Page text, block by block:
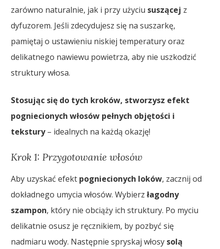
zarówno naturalnie, jak i przy użyciu suszącej z
dyfuzorem. Jeśli zdecydujesz się na suszarkę,
pamiętaj o ustawieniu niskiej temperatury oraz
delikatnego nawiewu powietrza, aby nie uszkodzić
struktury włosa.
Stosując się do tych kroków, stworzysz efekt
pogniecionych włosów pełnych objętości i
tekstury– idealnych na każdą okazję!
Krok 1: Przygotowanie włosów
Aby uzyskać efekt pogniecionych loków, zacznij od
dokładnego umycia włosów. Wybierzłagodny
szampon, który nie obciąży ich struktury. Po myciu
delikatnie osusz je ręcznikiem, by pozbyć się
nadmiaru wody. Następnie spryskaj włosy solą